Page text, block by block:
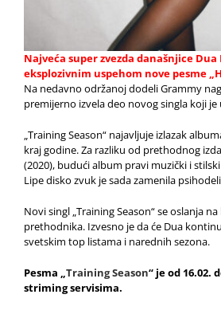
Najveća super zvezda današnjice Dua
eksplozivnim uspehom nove pesme
Na nedavno održanoj dodeli Grammy
premijerno izvela deo novog singla koji
„Training Season“ najavljuje izlazak
kraj godine. Za razliku od prethodnog
(2020), budući album pravi muzički i
Lipe disko zvuk je sada zamenila
Novi singl „Training Season“ se oslanja
prethodnika. Izvesno je da će Dua
svetskim top listama i narednih sezona.
Pesma „Training Season“ je od 16.02.
striming servisima.